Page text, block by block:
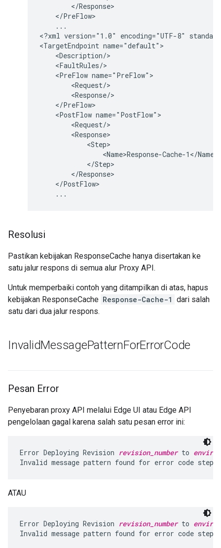
        </Response>
    </PreFlow>
    ...
<?xml version="1.0" encoding="UTF-8"
<TargetEndpoint name="default">
    <Description/>
    <FaultRules/>
    <PreFlow name="PreFlow">
        <Request/>
        <Response/>
    </PreFlow>
    <PostFlow name="PostFlow">
        <Request/>
        <Response>
            <Step>
                <Name>Response-Cache-1</Name>
            </Step>
        </Response>
    </PostFlow>
Resolusi
Pastikan kebijakan ResponseCache hanya disertakan ke
satu jalur respons di semua alur Proxy API.
Untuk memperbaiki contoh yang ditampilkan di atas, hapus
kebijakan ResponseCache Response-Cache-1 dari salah
satu dari dua jalur respons.
InvalidMessagePatternForErrorCode
Pesan Error
Penyebaran proxy API melalui Edge UI atau Edge API
pengelolaan gagal karena salah satu pesan error ini:
Error Deploying Revision revision_number to
ATAU
Error Deploying Revision revision_number to